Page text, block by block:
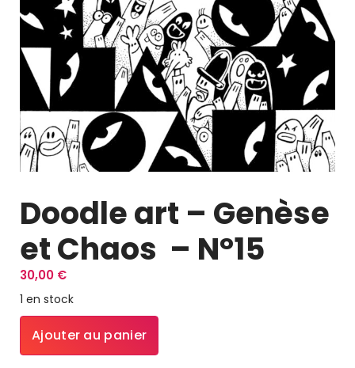
Doodle art – Genèse
et Chaos – N°15
30,00 €
1 en stock
quantité
de
Doodle
Ajouter au panier